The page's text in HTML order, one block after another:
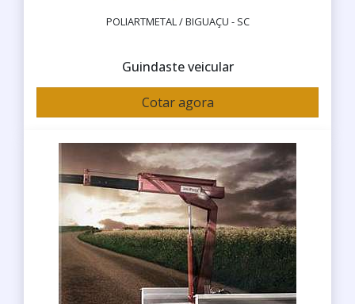
POLIARTMETAL / BIGUAÇU - SC
Guindaste veicular
Cotar agora